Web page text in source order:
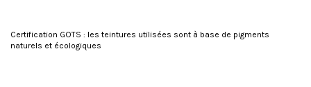
Certification GOTS : les teintures utilisées sont à base de pigments
naturels et écologiques